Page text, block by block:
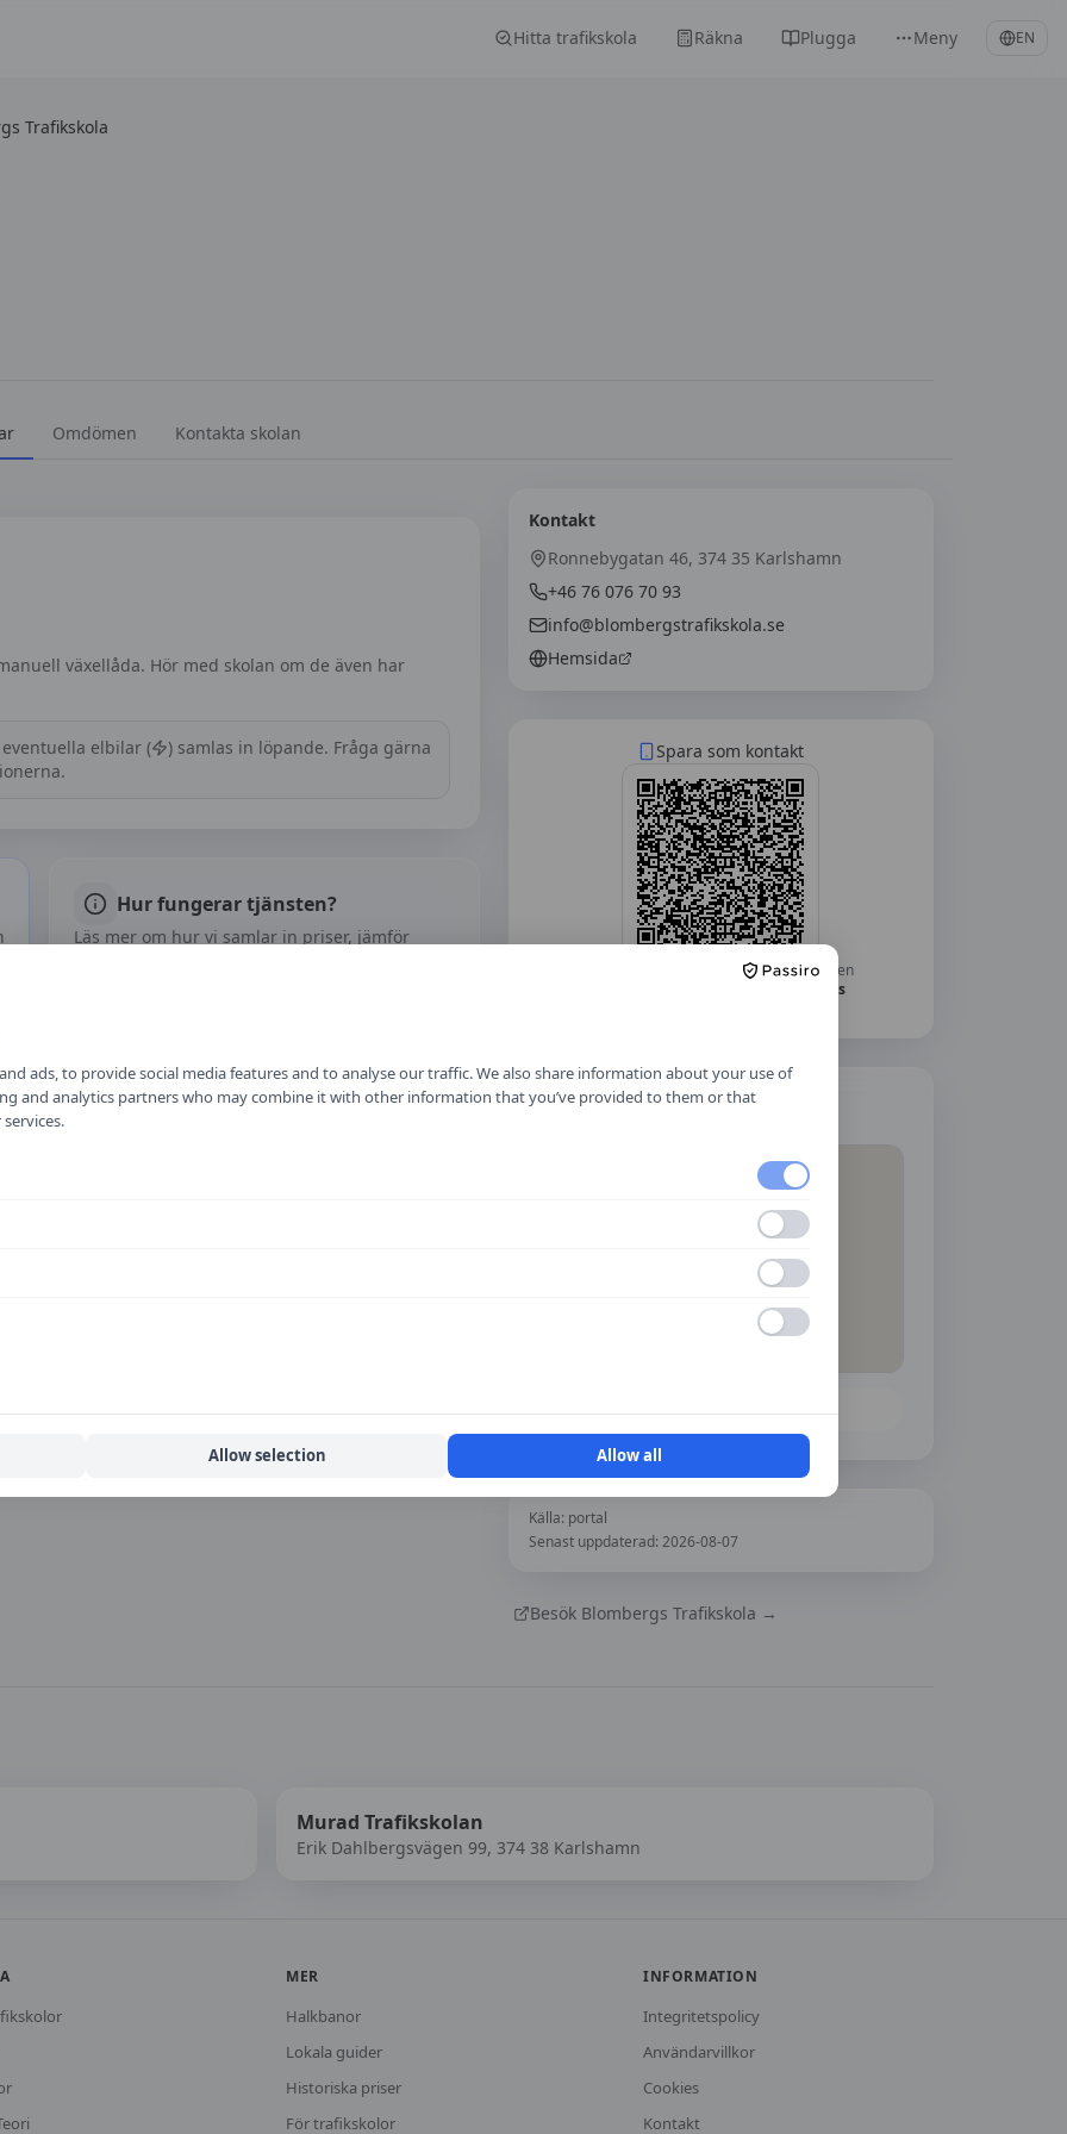
Hitta trafikskola Räkna Plugga Meny EN
Trafikskola
Omdömen Kontakta skolan
växellåda. Hör med skolan om de även har
elbilar (
) samlas in löpande. Fråga gärna
Hur fungerar tjänsten?
Läs mer om hur vi samlar in priser, jämför
Kontakt
Ronnebygatan 46, 374 35 Karlshamn
+46 76 076 70 93
info@blombergstrafikskola.se
Hemsida
Spara som kontakt
Skanna med mobilkameran — telefonen
Blombergs
Hitta hit
Öppna i Google Maps
Källa: portal
Senast uppdaterad: 2026-08-07
Besök Blombergs Trafikskola →
Murad Trafikskolan
Erik Dahlbergsvägen 99, 374 38 Karlshamn
MER
Halkbanor
Lokala guider
Historiska priser
För trafikskolor
INFORMATION
Integritetspolicy
Användarvillkor
Cookies
Kontakt
ads, to provide social media features and to analyse our traffic. We also share information about your use of
and analytics partners who may combine it with other information that you’ve provided to them or that
Allow selection Allow all